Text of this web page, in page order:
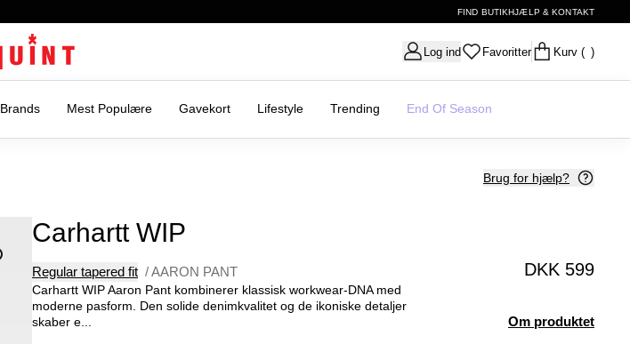
FIND BUTIKHJÆLP & KONTAKT
Log ind Favoritter Kurv ( )
Brands Mest Populære Gavekort Lifestyle Trending End Of Season
Brug for hjælp?
Carhartt WIP
Regular tapered fit /AARON PANT DKK 599
Carhartt WIP Aaron Pant kombinerer klassisk workwear-DNA med
moderne pasform. Den solide denimkvalitet og de ikoniske detaljer
skaber e...
Om produktet